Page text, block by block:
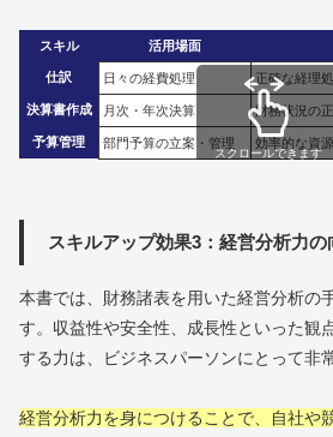
スキル 活用場面
仕訳 日々の経費処理 正確な経理
決算書作成 月次・年次決算 財務状況の
予算管理 部門予算の立案・管理 効率的な資
スクロールできます
スキルアップ効果3：経営分析力の
本書では、財務諸表を用いた経営分析の
す。収益性や安全性、成長性といった観
する力は、ビジネスパーソンにとって非
経営分析力を身につけることで、自社や